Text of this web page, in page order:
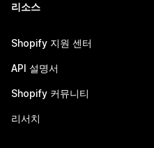
리소스
Shopify 지원 센터
API 설명서
Shopify 커뮤니티
리서치